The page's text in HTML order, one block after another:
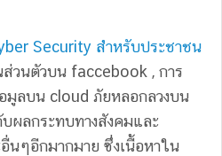
Security สำหรับประชาชน
ส่วนตัวบน faccebook , การ
มูลบน cloud ภัยหลอกลวงบน
ผลกระทบทางสังคมและ
นๆอีกมากมาย ซึ่งเนื้อหาใน